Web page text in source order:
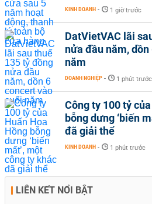
KINH DOANH - 1 giờ trước
DatVietVAC lãi
nửa đầu năm,
năm
DOANH NGHIỆP - 1 phút trước
Công ty 100 tỷ
bỗng dưng ‘biến
đã giải thể
KINH DOANH - 1 phút trước
LIÊN KẾT NỔI BẬT